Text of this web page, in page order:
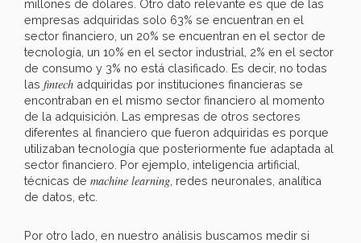
millones de dólares. Otro dato relevante es que de las
empresas adquiridas solo 63% se encuentran en el
sector financiero, un 20% se encuentran en el sector de
tecnología, un 10% en el sector industrial, 2% en el sector
de consumo y 3% no está clasificado. Es decir, no todas
las fintech adquiridas por instituciones financieras se
encontraban en el mismo sector financiero al momento
de la adquisición. Las empresas de otros sectores
diferentes al financiero que fueron adquiridas es porque
utilizaban tecnología que posteriormente fue adaptada al
sector financiero. Por ejemplo, inteligencia artificial,
técnicas de machine learning , redes neuronales, analítica
de datos, etc.
Por otro lado, en nuestro análisis buscamos medir si